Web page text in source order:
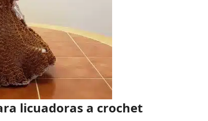
licuadoras a crochet